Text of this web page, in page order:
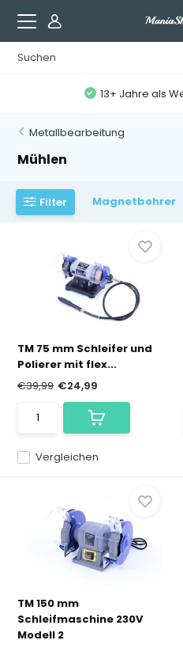
13+ Jahre als
Metallbearbeitung
Mühlen
Filter Magnetbohrer
TM 75 mm Schleifer und
Polierer mit flex...
Vergleichen
€39,99 €24,99
TM 150 mm
Schleifmaschine 230V
Modell 2